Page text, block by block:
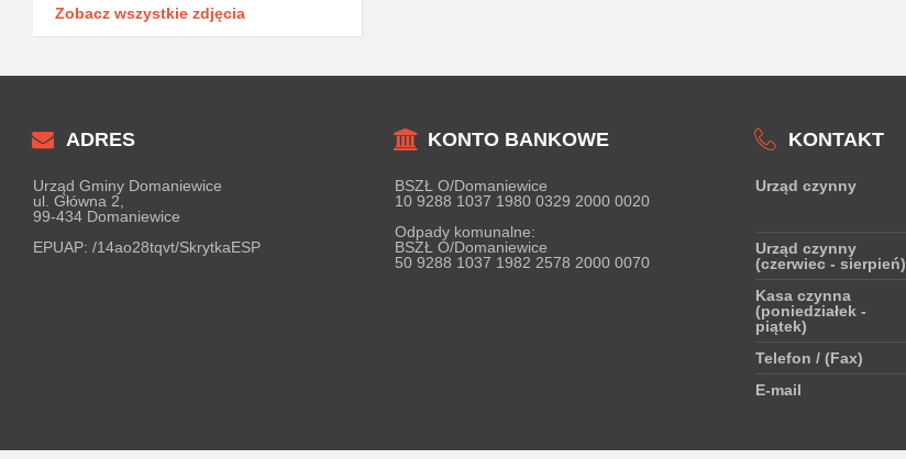
Zobacz wszystkie zdjęcia
ADRES
Urząd Gminy Domaniewice
ul. Główna 2,
99-434 Domaniewice
EPUAP: /14ao28tqvt/SkrytkaESP
KONTO BANKOWE
BSZŁ O/Domaniewice
10 9288 1037 1980 0329 2000 0020
Odpady komunalne:
BSZŁ O/Domaniewice
50 9288 1037 1982 2578 2000 0070
KONTAKT
Urząd czynny
Urząd czynny
(czerwiec - sierpień)
Kasa czynna
(poniedziałek -
piątek)
Telefon / (Fax)
E-mail